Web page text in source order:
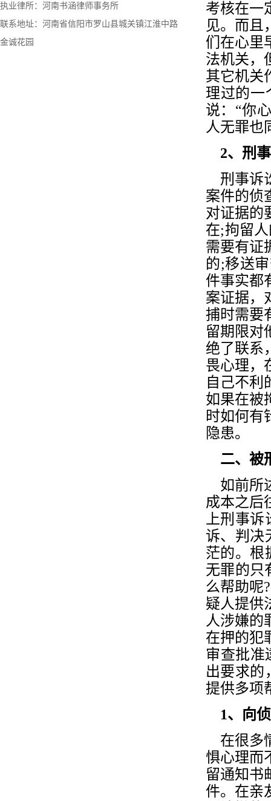
执业律所：河南书涵律师事务所
联系地址：河南省信阳市罗山县城关镇江淮中路
金诚花园
考核在一
见。而且
们在心里
法机关，
其它机关
理过的一
说：“你
人无罪也
2、刑事
刑事诉
案件的侦
对证据的
在;拘留
需要有证
的;移送
件事实都
案证据，
捕时需要
留期限对
绝了联系
畏心理，
自己不利
如果在被
时如何有
隐患。
二、被
如前所
成本之后
上刑事
诉、判决
茫的。根
无罪的只
么帮助呢
疑人提供
人涉嫌的
在押的犯
审查批准
出要求的
提供多项
1、向侦
在很多
惧心理而
留通知书
件。在亲